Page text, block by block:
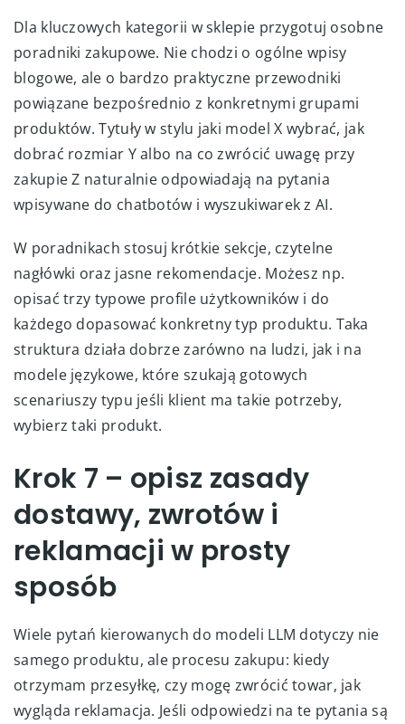
Dla kluczowych kategorii w sklepie przygotuj osobne
poradniki zakupowe. Nie chodzi o ogólne wpisy
blogowe, ale o bardzo praktyczne przewodniki
powiązane bezpośrednio z konkretnymi grupami
produktów. Tytuły w stylu jaki model X wybrać, jak
dobrać rozmiar Y albo na co zwrócić uwagę przy
zakupie Z naturalnie odpowiadają na pytania
wpisywane do chatbotów i wyszukiwarek z AI.
W poradnikach stosuj krótkie sekcje, czytelne
nagłówki oraz jasne rekomendacje. Możesz np.
opisać trzy typowe profile użytkowników i do
każdego dopasować konkretny typ produktu. Taka
struktura działa dobrze zarówno na ludzi, jak i na
modele językowe, które szukają gotowych
scenariuszy typu jeśli klient ma takie potrzeby,
wybierz taki produkt.
Krok 7 – opisz zasady
dostawy, zwrotów i
reklamacji w prosty
sposób
Wiele pytań kierowanych do modeli LLM dotyczy nie
samego produktu, ale procesu zakupu: kiedy
otrzymam przesyłkę, czy mogę zwrócić towar, jak
wygląda reklamacja. Jeśli odpowiedzi na te pytania są